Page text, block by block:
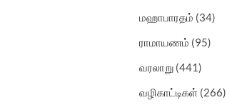
மஹாபாரதம் (34)
ராமாயணம் (95)
வரலாறு (441)
வழிகாட்டிகள் (266)